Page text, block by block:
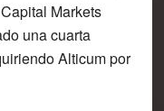
Markets
una cuarta
Alticum por